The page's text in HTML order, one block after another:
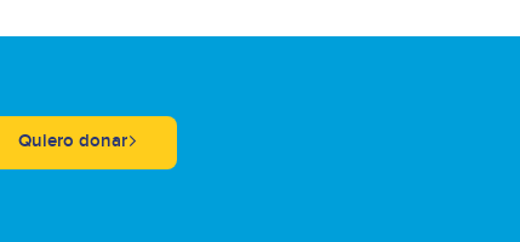
Quiero donar